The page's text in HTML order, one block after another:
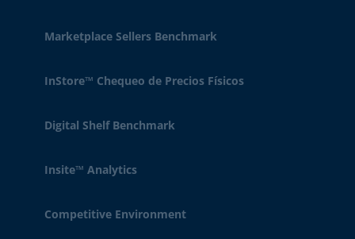
Marketplace Sellers Benchmark
InStore™ Chequeo de Precios Físicos
Digital Shelf Benchmark
Insite™ Analytics
Competitive Environment